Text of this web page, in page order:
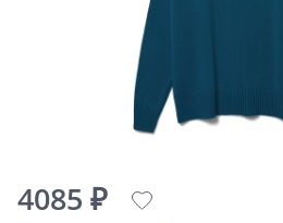
4085 ₽